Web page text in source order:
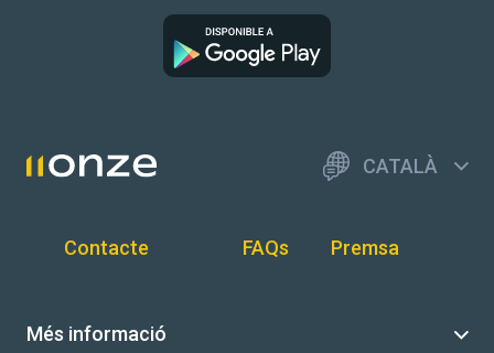
CATALÀ
Contacte FAQs Premsa
Més informació